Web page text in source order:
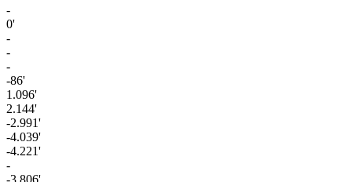
-
0'
-
-
-
-86'
1.096'
2.144'
-2.991'
-4.039'
-4.221'
-
-3.806'